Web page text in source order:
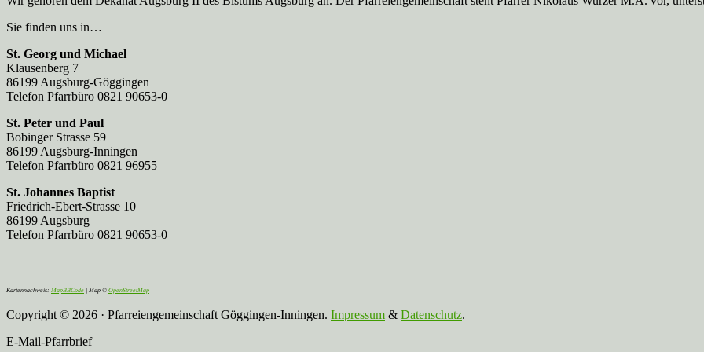
Sie finden uns in…
St. Georg und Michael
Klausenberg 7
86199 Augsburg-Göggingen
Telefon Pfarrbüro 0821 90653-0
St. Peter und Paul
Bobinger Strasse 59
86199 Augsburg-Inningen
Telefon Pfarrbüro 0821 96955
St. Johannes Baptist
Friedrich-Ebert-Strasse 10
86199 Augsburg
Telefon Pfarrbüro 0821 90653-0
Kartennachweis: MapBBCode | Map © OpenStreetMap
Copyright © 2026 · Pfarreiengemeinschaft Göggingen-Inningen. Impressum & Datenschutz.
E-Mail-Pfarrbrief